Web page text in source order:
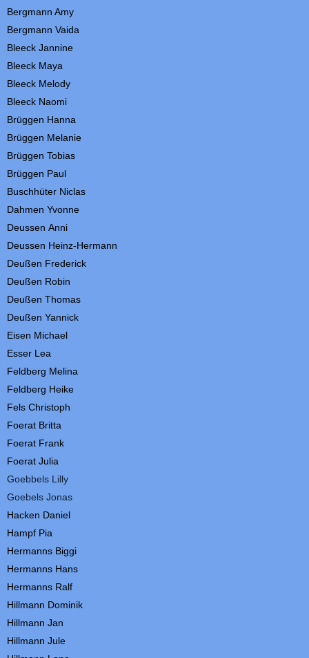
Bergmann Amy
Bergmann Vaida
Bleeck Jannine
Bleeck Maya
Bleeck Melody
Bleeck Naomi
Brüggen Hanna
Brüggen Melanie
Brüggen Tobias
Brüggen Paul
Buschhüter Niclas
Dahmen Yvonne
Deussen Anni
Deussen Heinz-Hermann
Deußen Frederick
Deußen Robin
Deußen Thomas
Deußen Yannick
Eisen Michael
Esser Lea
Feldberg Melina
Feldberg Heike
Fels Christoph
Foerat Britta
Foerat Frank
Foerat Julia
Goebbels Lilly
Goebels Jonas
Hacken Daniel
Hampf Pia
Hermanns Biggi
Hermanns Hans
Hermanns Ralf
Hillmann Dominik
Hillmann Jan
Hillmann Jule